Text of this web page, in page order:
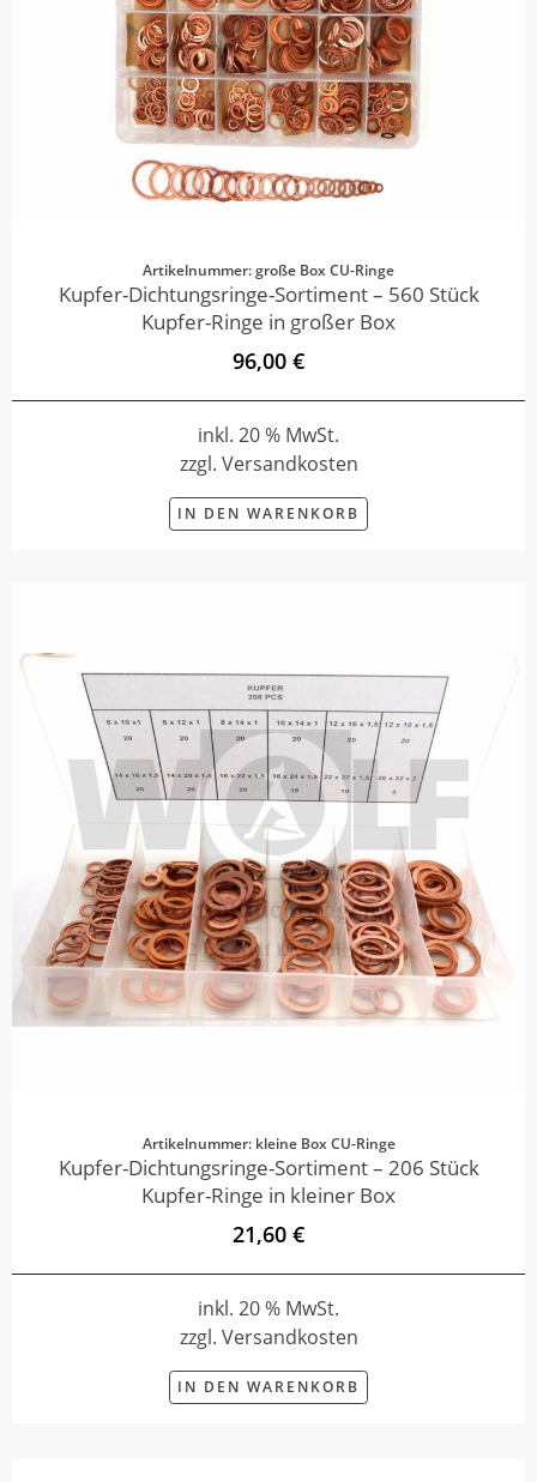
Artikelnummer: große Box CU-Ringe
Kupfer-Dichtungsringe-Sortiment – 560 Stück
Kupfer-Ringe in großer Box
96,00 €
inkl. 20 % MwSt.
zzgl. Versandkosten
IN DEN WARENKORB
Artikelnummer: kleine Box CU-Ringe
Kupfer-Dichtungsringe-Sortiment – 206 Stück
Kupfer-Ringe in kleiner Box
21,60 €
inkl. 20 % MwSt.
zzgl. Versandkosten
IN DEN WARENKORB